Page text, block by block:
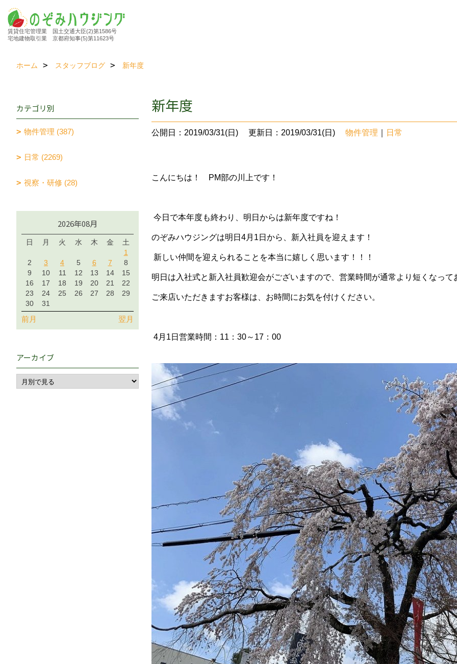
賃貸住宅管理業 国土交通大臣(2)第1586号
宅地建物取引業 京都府知事(5)第11623号
ホーム スタッフブログ 新年度
新年度
公開日：2019/03/31(日) 更新日：2019/03/31(日) 物件管理 日常
こんにちは！ PM部の川上です！
今日で本年度も終わり、 明日からは新年度ですね！
のぞみハウジングは明日4月1日から、新入社員を迎えます！
新しい仲間を迎えられることを本当に嬉しく思います！！！
明日は入社式と新入社員歓迎会がございますので、営業時間が通常より短くなって
ご来店いただきますお客様は、お時間にお気を付けください。
4月1日営業時間：11：30～17：00
カテゴリ別
物件管理 (387)
日常 (2269)
視察・研修 (28)
2026年08月
日 月 火 水 木 金
土
1
2
3 4 5 6 7
8
9
10 11 12 13 14
15
16
17 18 19 20 21
22
23
24 25 26 27 28
29
30
31
前月 翌月
アーカイブ